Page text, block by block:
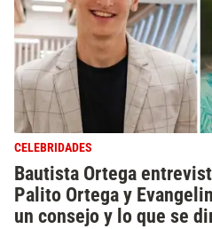
CELEBRIDADES
Bautista Ortega
Palito Ortega y
un consejo y lo que se